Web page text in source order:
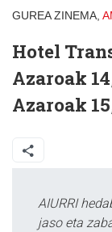
GUREA ZINEMA,
Hotel
Azaroak
Azaroak
AIURRI
jaso eta